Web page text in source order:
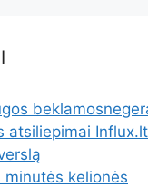
atsiliepimai Influx.lt
minutės kelionės